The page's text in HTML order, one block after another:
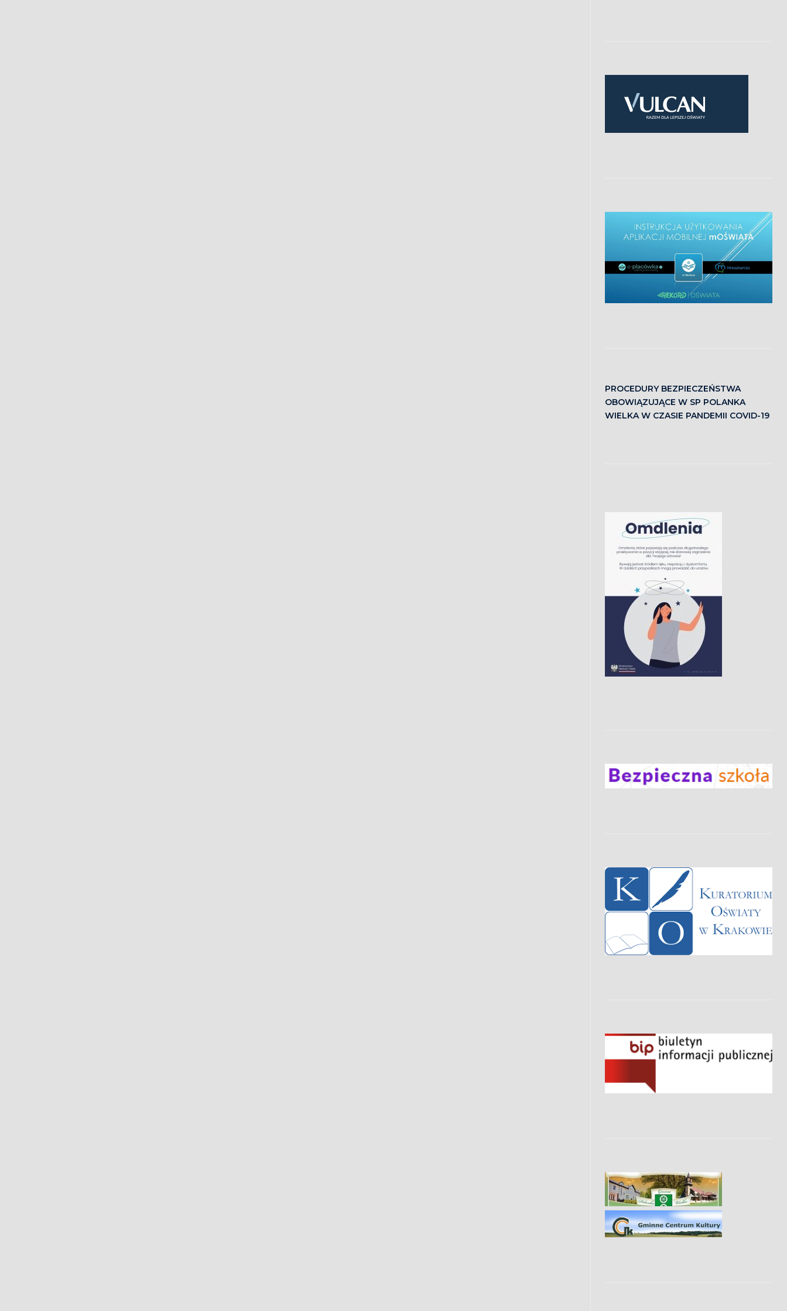
PROCEDURY BEZPIECZEŃSTWA
OBOWIĄZUJĄCE W SP POLANKA
WIELKA W CZASIE PANDEMII COVID-19